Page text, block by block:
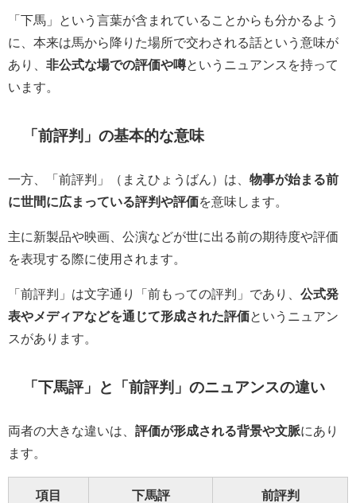
「下馬」という言葉が含まれていることからも分かるよう
に、本来は馬から降りた場所で交わされる話という意味が
あり、 非公式な場での評価や噂というニュアンスを持って
います。
「前評判」の基本的な意味
一方、「前評判」（まえひょうばん）は、 物事が始まる前
に世間に広まっている評判や評価を意味します。
主に新製品や映画、公演などが世に出る前の期待度や評価
を表現する際に使用されます。
「前評判」は文字通り「前もっての評判」であり、 公式発
表やメディアなどを通じて形成された評価というニュアン
スがあります。
「下馬評」と「前評判」のニュアンスの違い
両者の大きな違いは、 評価が形成される背景や文脈にあり
ます。
項目 下馬評 前評判